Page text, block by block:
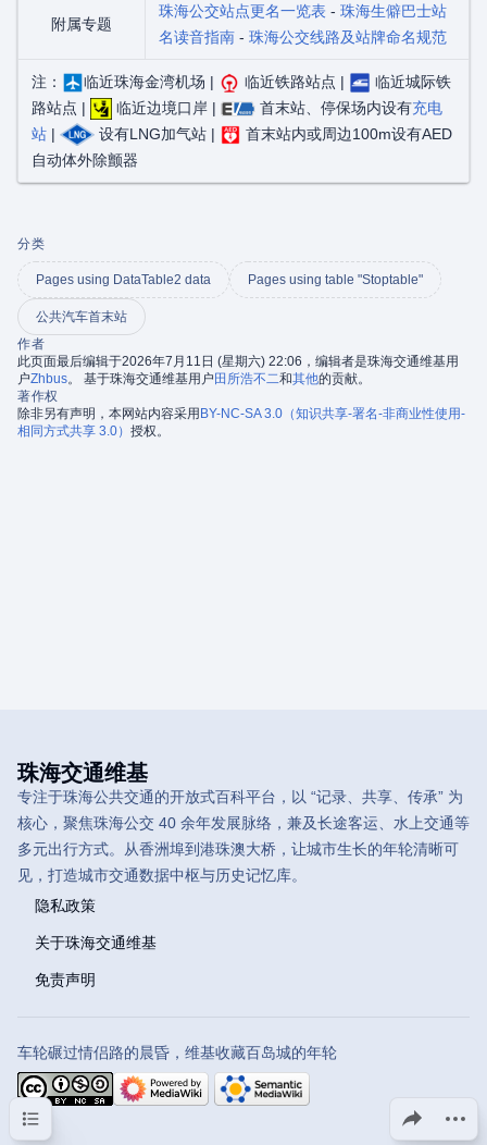
分享此页面
附属专题
珠海公交站点更名一览表 - 珠海生僻巴士站
名读音指南 - 珠海公交线路及站牌命名规范
注： 临近珠海金湾机场 | 临近铁路站点 |
临近城际铁
路站点 |
临近边境口岸 | 首末站、停保场内设有充电
站 | 设有LNG加气站 |
首末站内或周边100m设有AED
自动体外除颤器
目录
分类
Pages using DataTable2 data Pages using table "Stoptable"
公共汽车首末站
作者
此页面最后编辑于2026年7月11日 (星期六) 22:06，编辑者是珠海交通维基用
户Zhbus。 基于珠海交通维基用户田所浩不二和其他的贡献。
著作权
除非另有声明，本网站内容采用BY-NC-SA 3.0（知识共享-署名-非商业性使用-
相同方式共享 3.0） 授权。
珠海交通维基
专注于珠海公共交通的开放式百科平台，以 “记录、共享、传承” 为
核心，聚焦珠海公交 40 余年发展脉络，兼及长途客运、水上交通等
多元出行方式。从香洲埠到港珠澳大桥，让城市生长的年轮清晰可
见，打造城市交通数据中枢与历史记忆库。
隐私政策
关于珠海交通维基
免责声明
车轮碾过情侣路的晨昏，维基收藏百岛城的年轮